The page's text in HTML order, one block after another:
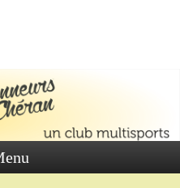
DU
Un club multi sports